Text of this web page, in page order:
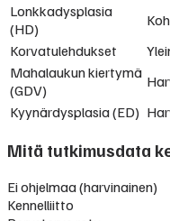
Lonkkadysplasia
(HD)
Korvatulehdukset
Mahalaukun kiertymä
(GDV)
Kyynärdysplasia (ED)
Mitä tutkimusdata
Ei ohjelmaa (harvinainen)
Kennelliitto